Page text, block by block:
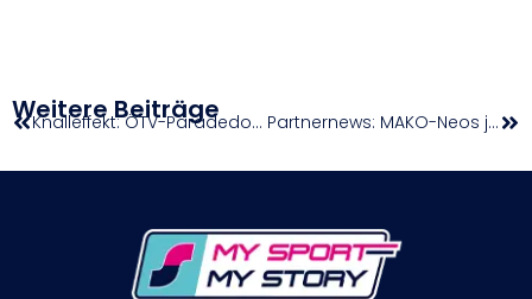
Weitere Beiträge Knalleffekt: ÖTV-Paradedoppel Erler/Miedler ist zurück Partnernews: MAKO-Neos jetzt testen & durchstarten